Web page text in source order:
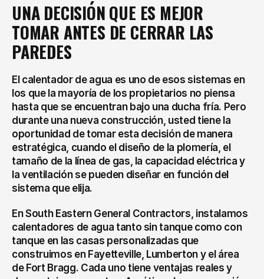
UNA DECISIÓN QUE ES MEJOR
TOMAR ANTES DE CERRAR LAS
PAREDES
El calentador de agua es uno de esos sistemas en
los que la mayoría de los propietarios no piensa
hasta que se encuentran bajo una ducha fría. Pero
durante una nueva construcción, usted tiene la
oportunidad de tomar esta decisión de manera
estratégica, cuando el diseño de la plomería, el
tamaño de la línea de gas, la capacidad eléctrica y
la ventilación se pueden diseñar en función del
sistema que elija.
En South Eastern General Contractors, instalamos
calentadores de agua tanto sin tanque como con
tanque en las casas personalizadas que
construimos en Fayetteville, Lumberton y el área
de Fort Bragg. Cada uno tiene ventajas reales y